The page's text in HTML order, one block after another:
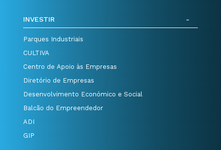
INVESTIR
Parques Industriais
CULTIVA
Centro de Apoio às Empresas
Diretório de Empresas
Desenvolvimento Económico e Social
Balcão do Empreendedor
ADI
GIP